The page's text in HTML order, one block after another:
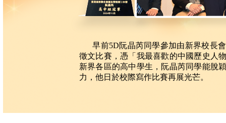
早前5D阮晶芮同學參加由新界校長
徵文比賽，憑「我最喜歡的中國歷史人
新界各區的高中學生，阮晶芮同學能脫
力，他日於校際寫作比賽再展光芒。